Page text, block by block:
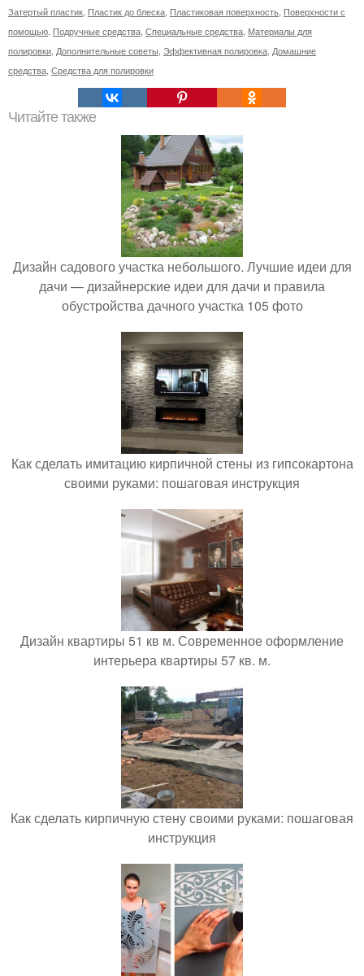
Затертый пластик, Пластик до блеска, Пластиковая поверхность, Поверхности с
помощью, Подручные средства, Специальные средства, Материалы для
полировки, Дополнительные советы, Эффективная полировка, Домашние
средства, Средства для полировки
Читайте также
Дизайн садового участка небольшого. Лучшие идеи для
дачи — дизайнерские идеи для дачи и правила
обустройства дачного участка 105 фото
Как сделать имитацию кирпичной стены из гипсокартона
своими руками: пошаговая инструкция
Дизайн квартиры 51 кв м. Современное оформление
интерьера квартиры 57 кв. м.
Как сделать кирпичную стену своими руками: пошаговая
инструкция